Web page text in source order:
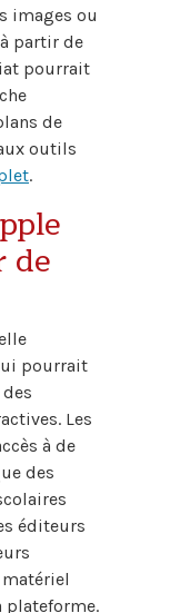
images ou
partir de
pourrait
de
outils
.
de
pourrait
Les
à de
des
éditeurs
plateforme.